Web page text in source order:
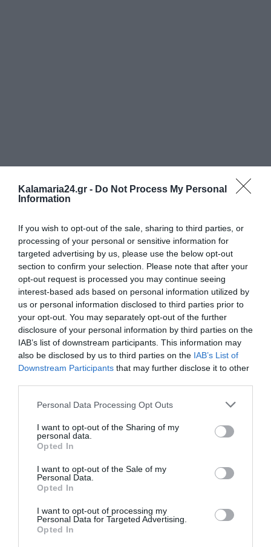
Kalamaria24.gr - Do Not Process My Personal
Information
If you wish to opt-out of the sale, sharing to third parties, or
processing of your personal or sensitive information for
targeted advertising by us, please use the below opt-out
section to confirm your selection. Please note that after your
opt-out request is processed you may continue seeing
interest-based ads based on personal information utilized by
us or personal information disclosed to third parties prior to
your opt-out. You may separately opt-out of the further
disclosure of your personal information by third parties on the
IAB’s list of downstream participants. This information may
also be disclosed by us to third parties on the IAB’s List of
Downstream Participants that may further disclose it to other
Personal Data Processing Opt Outs
I want to opt-out of the Sharing of my
personal data.
Opted In
I want to opt-out of the Sale of my
Personal Data.
Opted In
I want to opt-out of processing my
Personal Data for Targeted Advertising.
Opted In